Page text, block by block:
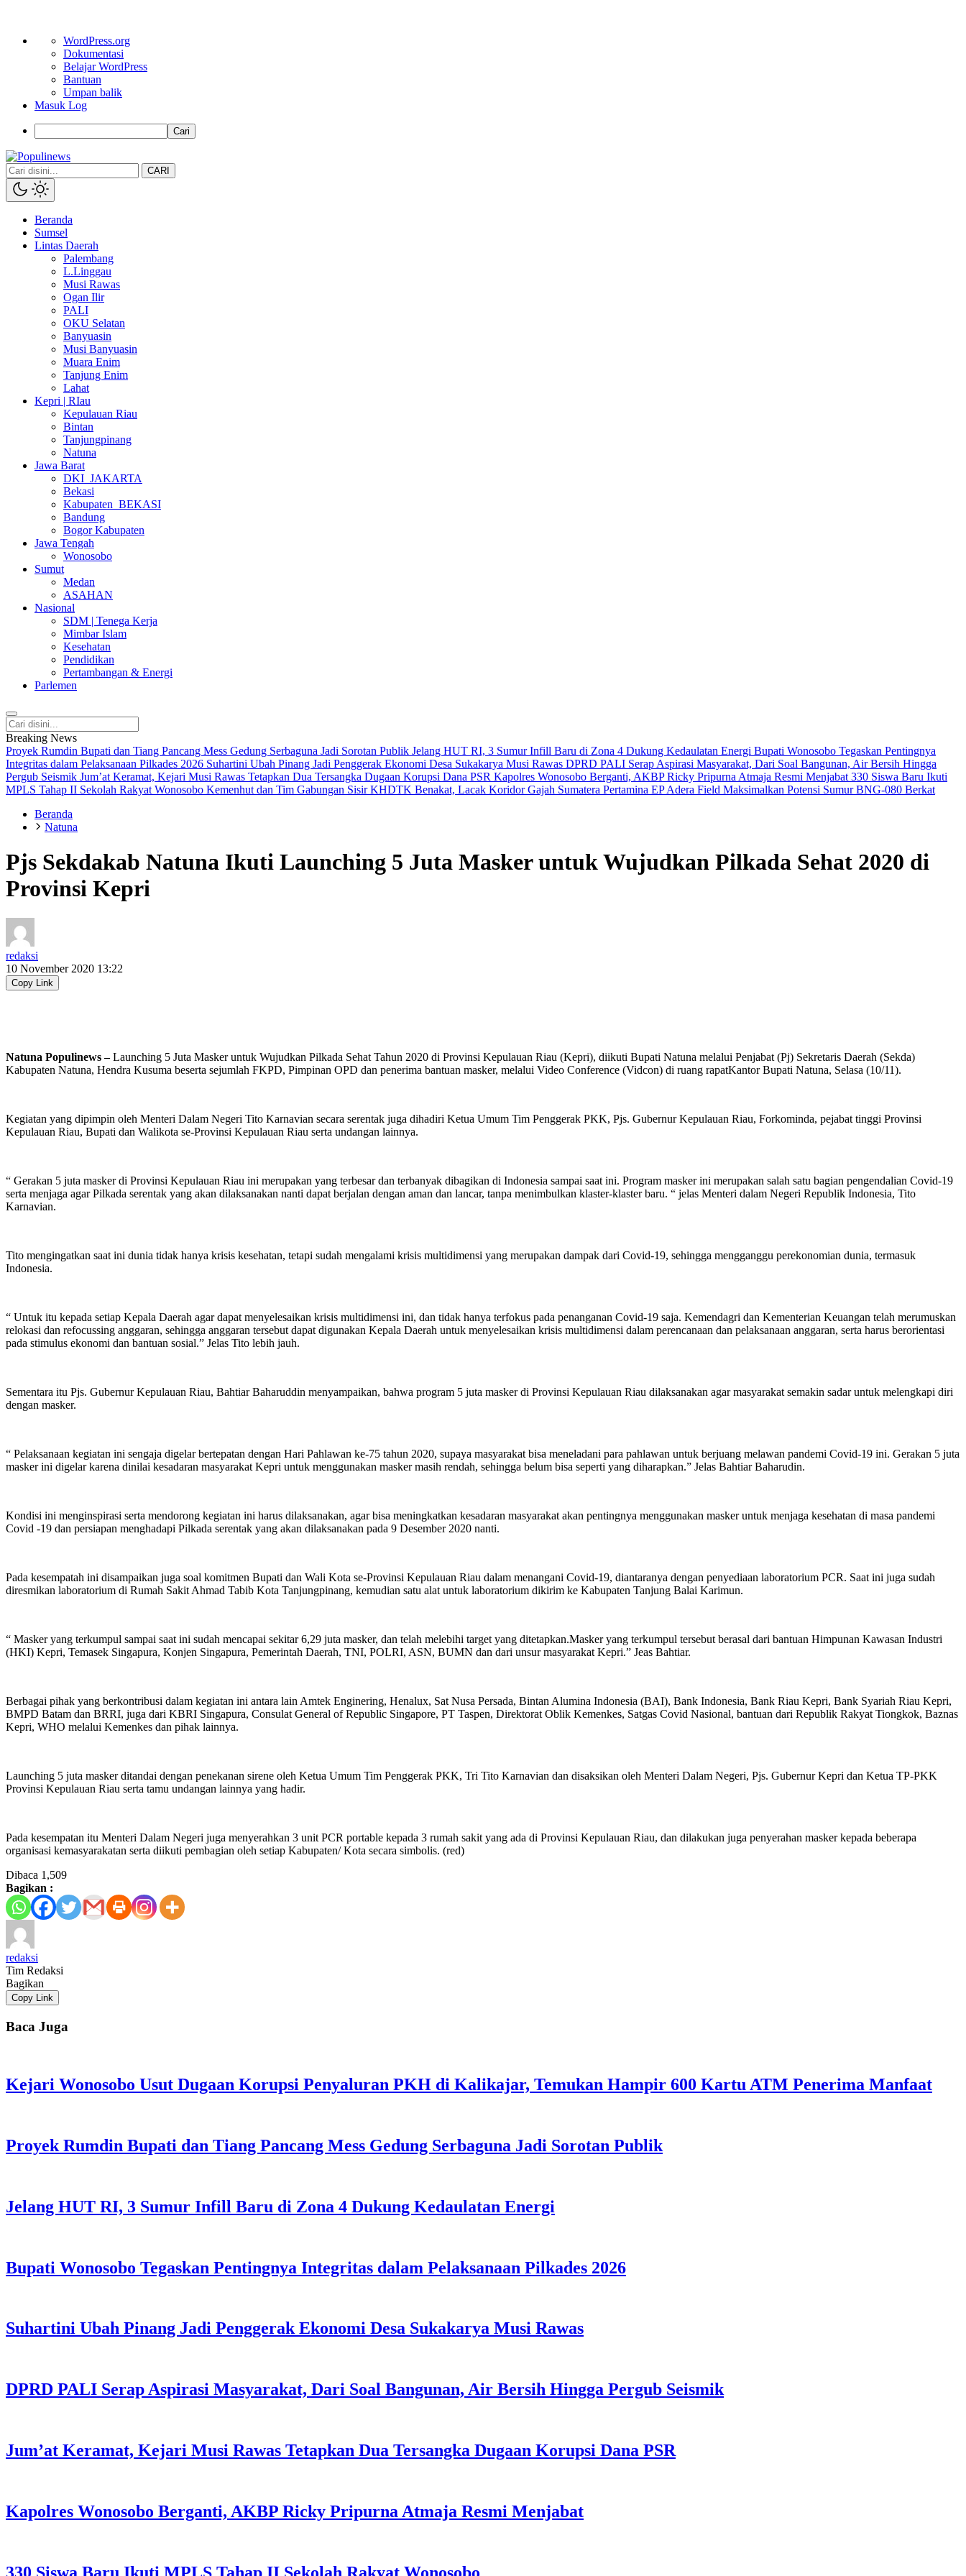
Tentang
WordPress
WordPress.org
Dokumentasi
Belajar WordPress
Bantuan
Umpan balik
Masuk Log
Cari
CARI
Beranda
Sumsel
Lintas Daerah
Palembang
L.Linggau
Musi Rawas
Ogan Ilir
PALI
OKU Selatan
Banyuasin
Musi Banyuasin
Muara Enim
Tanjung Enim
Lahat
Kepri | RIau
Kepulauan Riau
Bintan
Tanjungpinang
Natuna
Jawa Barat
DKI_JAKARTA
Bekasi
Kabupaten_BEKASI
Bandung
Bogor Kabupaten
Jawa Tengah
Wonosobo
Sumut
Medan
ASAHAN
Nasional
SDM | Tenega Kerja
Mimbar Islam
Kesehatan
Pendidikan
Pertambangan & Energi
Parlemen
Breaking News
Proyek Rumdin Bupati dan Tiang Pancang Mess Gedung Serbaguna Jadi Sorotan Publik Jelang HUT RI, 3 Sumur Infill Baru di Zona 4 Dukung Kedaulatan Energi Bupati Wonosobo Tegaskan Pentingnya
Integritas dalam Pelaksanaan Pilkades 2026 Suhartini Ubah Pinang Jadi Penggerak Ekonomi Desa Sukakarya Musi Rawas DPRD PALI Serap Aspirasi Masyarakat, Dari Soal Bangunan, Air Bersih Hingga
Pergub Seismik Jum’at Keramat, Kejari Musi Rawas Tetapkan Dua Tersangka Dugaan Korupsi Dana PSR Kapolres Wonosobo Berganti, AKBP Ricky Pripurna Atmaja Resmi Menjabat 330 Siswa Baru Ikuti
MPLS Tahap II Sekolah Rakyat Wonosobo Kemenhut dan Tim Gabungan Sisir KHDTK Benakat, Lacak Koridor Gajah Sumatera Pertamina EP Adera Field Maksimalkan Potensi Sumur BNG-080 Berkat
Beranda
Natuna
Pjs Sekdakab Natuna Ikuti Launching 5 Juta Masker untuk Wujudkan Pilkada Sehat 2020 di
Provinsi Kepri
redaksi
10 November 2020 13:22
Copy Link
Natuna Populinews –Launching 5 Juta Masker untuk Wujudkan Pilkada Sehat Tahun 2020 di Provinsi Kepulauan Riau (Kepri), diikuti Bupati Natuna melalui Penjabat (Pj) Sekretaris Daerah (Sekda)
Kabupaten Natuna, Hendra Kusuma beserta sejumlah FKPD, Pimpinan OPD dan penerima bantuan masker, melalui Video Conference (Vidcon) di ruang rapatKantor Bupati Natuna, Selasa (10/11).
Kegiatan yang dipimpin oleh Menteri Dalam Negeri Tito Karnavian secara serentak juga dihadiri Ketua Umum Tim Penggerak PKK, Pjs. Gubernur Kepulauan Riau, Forkominda, pejabat tinggi Provinsi
Kepulauan Riau, Bupati dan Walikota se-Provinsi Kepulauan Riau serta undangan lainnya.
“ Gerakan 5 juta masker di Provinsi Kepulauan Riau ini merupakan yang terbesar dan terbanyak dibagikan di Indonesia sampai saat ini. Program masker ini merupakan salah satu bagian pengendalian Covid-19
serta menjaga agar Pilkada serentak yang akan dilaksanakan nanti dapat berjalan dengan aman dan lancar, tanpa menimbulkan klaster-klaster baru. “ jelas Menteri dalam Negeri Republik Indonesia, Tito
Karnavian.
Tito mengingatkan saat ini dunia tidak hanya krisis kesehatan, tetapi sudah mengalami krisis multidimensi yang merupakan dampak dari Covid-19, sehingga mengganggu perekonomian dunia, termasuk
Indonesia.
“ Untuk itu kepada setiap Kepala Daerah agar dapat menyelesaikan krisis multidimensi ini, dan tidak hanya terfokus pada penanganan Covid-19 saja. Kemendagri dan Kementerian Keuangan telah merumuskan
relokasi dan refocussing anggaran, sehingga anggaran tersebut dapat digunakan Kepala Daerah untuk menyelesaikan krisis multidimensi dalam perencanaan dan pelaksanaan anggaran, serta harus berorientasi
pada stimulus ekonomi dan bantuan sosial.” Jelas Tito lebih jauh.
Sementara itu Pjs. Gubernur Kepulauan Riau, Bahtiar Baharuddin menyampaikan, bahwa program 5 juta masker di Provinsi Kepulauan Riau dilaksanakan agar masyarakat semakin sadar untuk melengkapi diri
dengan masker.
“ Pelaksanaan kegiatan ini sengaja digelar bertepatan dengan Hari Pahlawan ke-75 tahun 2020, supaya masyarakat bisa meneladani para pahlawan untuk berjuang melawan pandemi Covid-19 ini. Gerakan 5 juta
masker ini digelar karena dinilai kesadaran masyarakat Kepri untuk menggunakan masker masih rendah, sehingga belum bisa seperti yang diharapkan.” Jelas Bahtiar Baharudin.
Kondisi ini menginspirasi serta mendorong kegiatan ini harus dilaksanakan, agar bisa meningkatkan kesadaran masyarakat akan pentingnya menggunakan masker untuk menjaga kesehatan di masa pandemi
Covid -19 dan persiapan menghadapi Pilkada serentak yang akan dilaksanakan pada 9 Desember 2020 nanti.
Pada kesempatah ini disampaikan juga soal komitmen Bupati dan Wali Kota se-Provinsi Kepulauan Riau dalam menangani Covid-19, diantaranya dengan penyediaan laboratorium PCR. Saat ini juga sudah
diresmikan laboratorium di Rumah Sakit Ahmad Tabib Kota Tanjungpinang, kemudian satu alat untuk laboratorium dikirim ke Kabupaten Tanjung Balai Karimun.
“ Masker yang terkumpul sampai saat ini sudah mencapai sekitar 6,29 juta masker, dan telah melebihi target yang ditetapkan.Masker yang terkumpul tersebut berasal dari bantuan Himpunan Kawasan Industri
(HKI) Kepri, Temasek Singapura, Konjen Singapura, Pemerintah Daerah, TNI, POLRI, ASN, BUMN dan dari unsur masyarakat Kepri.” Jeas Bahtiar.
Berbagai pihak yang berkontribusi dalam kegiatan ini antara lain Amtek Enginering, Henalux, Sat Nusa Persada, Bintan Alumina Indonesia (BAI), Bank Indonesia, Bank Riau Kepri, Bank Syariah Riau Kepri,
BMPD Batam dan BRRI, juga dari KBRI Singapura, Consulat General of Republic Singapore, PT Taspen, Direktorat Oblik Kemenkes, Satgas Covid Nasional, bantuan dari Republik Rakyat Tiongkok, Baznas
Kepri, WHO melalui Kemenkes dan pihak lainnya.
Launching 5 juta masker ditandai dengan penekanan sirene oleh Ketua Umum Tim Penggerak PKK, Tri Tito Karnavian dan disaksikan oleh Menteri Dalam Negeri, Pjs. Gubernur Kepri dan Ketua TP-PKK
Provinsi Kepulauan Riau serta tamu undangan lainnya yang hadir.
Pada kesempatan itu Menteri Dalam Negeri juga menyerahkan 3 unit PCR portable kepada 3 rumah sakit yang ada di Provinsi Kepulauan Riau, dan dilakukan juga penyerahan masker kepada beberapa
organisasi kemasyarakatan serta diikuti pembagian oleh setiap Kabupaten/ Kota secara simbolis. (red)
Dibaca 1,509
Bagikan :
redaksi
Tim Redaksi
Bagikan
Copy Link
Baca Juga
Kejari Wonosobo Usut Dugaan Korupsi Penyaluran PKH di Kalikajar, Temukan Hampir 600 Kartu ATM Penerima Manfaat
Proyek Rumdin Bupati dan Tiang Pancang Mess Gedung Serbaguna Jadi Sorotan Publik
Jelang HUT RI, 3 Sumur Infill Baru di Zona 4 Dukung Kedaulatan Energi
Bupati Wonosobo Tegaskan Pentingnya Integritas dalam Pelaksanaan Pilkades 2026
Suhartini Ubah Pinang Jadi Penggerak Ekonomi Desa Sukakarya Musi Rawas
DPRD PALI Serap Aspirasi Masyarakat, Dari Soal Bangunan, Air Bersih Hingga Pergub Seismik
Jum’at Keramat, Kejari Musi Rawas Tetapkan Dua Tersangka Dugaan Korupsi Dana PSR
Kapolres Wonosobo Berganti, AKBP Ricky Pripurna Atmaja Resmi Menjabat
330 Siswa Baru Ikuti MPLS Tahap II Sekolah Rakyat Wonosobo